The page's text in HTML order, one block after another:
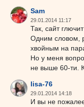
Sam
29.01.2014 11:17
Так, сайт
Одним словом,
хвойным на
Но у меня
не выше 60-ти.
lisa-76
29.01.2014 14:18
И вы не